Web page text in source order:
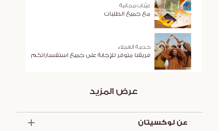
عيّنات مجانية
مع جميع الطلبات
خدمة العملاء
فريقنا متوفر للإجابة على جميع استفساراتكم
عرض المزيد
عن لوكسيتان